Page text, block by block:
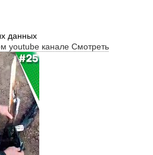
данных
youtube канале Смотреть